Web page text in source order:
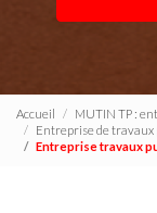
Accueil
MUTIN TP :
Entreprise de travaux
Entreprise travaux